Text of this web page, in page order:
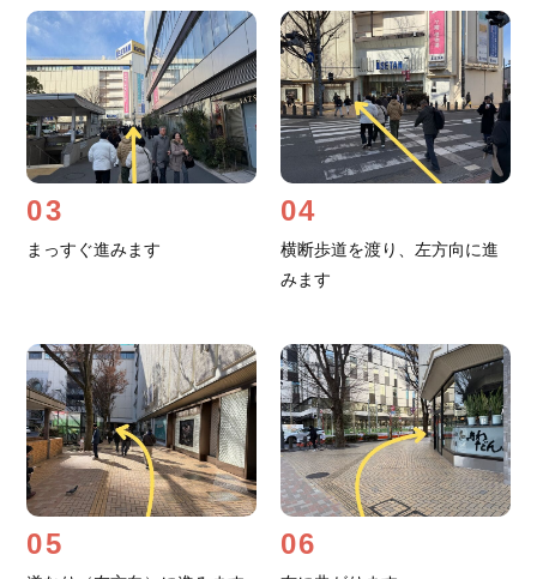
03
まっすぐ進みます
04
横断歩道を渡り、左方向に進
みます
05 06